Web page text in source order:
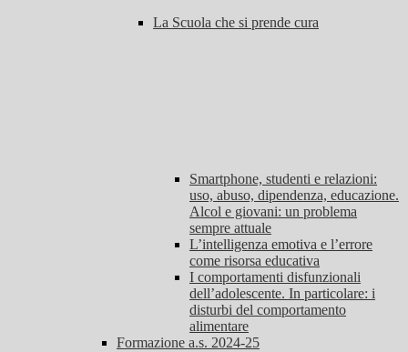
La Scuola che si prende cura
Smartphone, studenti e relazioni:
uso, abuso, dipendenza, educazione.
Alcol e giovani: un problema
sempre attuale
L’intelligenza emotiva e l’errore
come risorsa educativa
I comportamenti disfunzionali
dell’adolescente. In particolare: i
disturbi del comportamento
alimentare
Formazione a.s. 2024-25